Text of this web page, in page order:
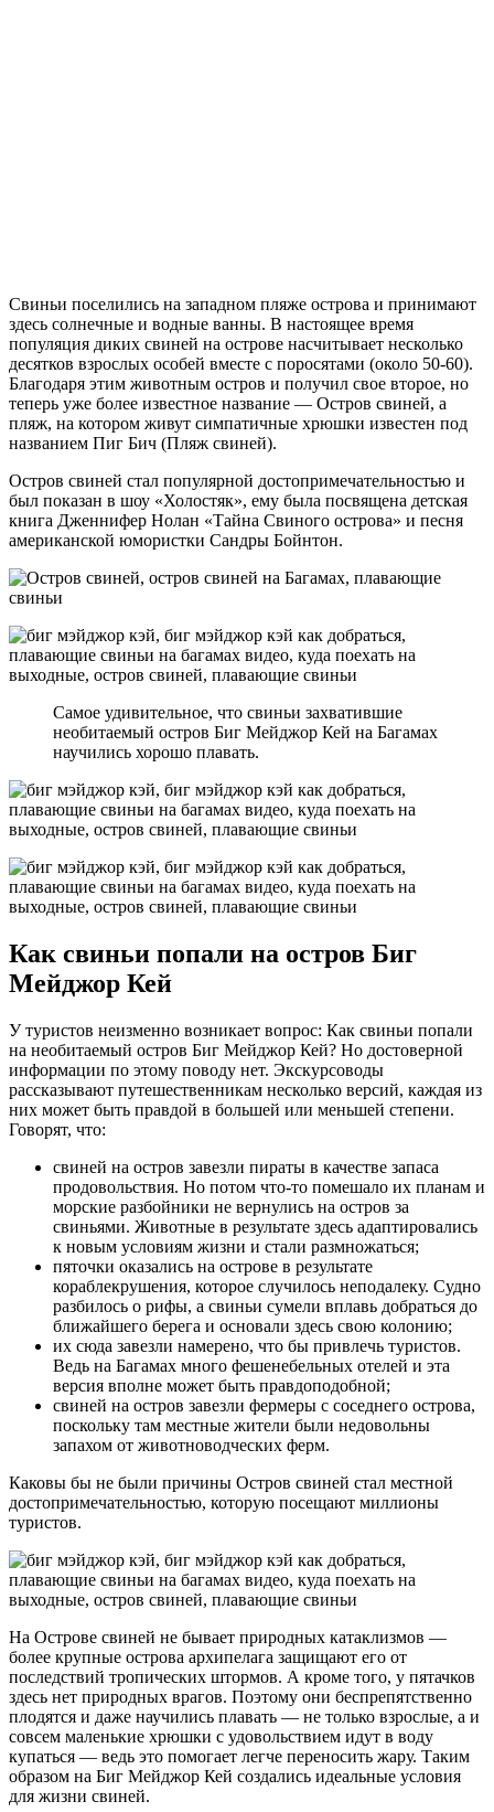
Свиньи поселились на западном пляже острова и принимают
здесь солнечные и водные ванны. В настоящее время
популяция диких свиней на острове насчитывает несколько
десятков взрослых особей вместе с поросятами (около 50-60).
Благодаря этим животным остров и получил свое второе, но
теперь уже более известное название — Остров свиней, а
пляж, на котором живут симпатичные хрюшки известен под
названием Пиг Бич (Пляж свиней).
Остров свиней стал популярной достопримечательностью и
был показан в шоу «Холостяк», ему была посвящена детская
книга Дженнифер Нолан «Тайна Свиного острова» и песня
американской юмористки Сандры Бойнтон.
Самое удивительное, что свиньи захватившие
необитаемый остров Биг Мейджор Кей на Багамах
научились хорошо плавать.
Как свиньи попали на остров Биг
Мейджор Кей
У туристов неизменно возникает вопрос: Как свиньи попали
на необитаемый остров Биг Мейджор Кей? Но достоверной
информации по этому поводу нет. Экскурсоводы
рассказывают путешественникам несколько версий, каждая из
них может быть правдой в большей или меньшей степени.
Говорят, что:
свиней на остров завезли пираты в качестве запаса
продовольствия. Но потом что-то помешало их планам и
морские разбойники не вернулись на остров за
свиньями. Животные в результате здесь адаптировались
к новым условиям жизни и стали размножаться;
пяточки оказались на острове в результате
кораблекрушения, которое случилось неподалеку. Судно
разбилось о рифы, а свиньи сумели вплавь добраться до
ближайшего берега и основали здесь свою колонию;
их сюда завезли намерено, что бы привлечь туристов.
Ведь на Багамах много фешенебельных отелей и эта
версия вполне может быть правдоподобной;
свиней на остров завезли фермеры с соседнего острова,
поскольку там местные жители были недовольны
запахом от животноводческих ферм.
Каковы бы не были причины Остров свиней стал местной
достопримечательностью, которую посещают миллионы
туристов.
На Острове свиней не бывает природных катаклизмов —
более крупные острова архипелага защищают его от
последствий тропических штормов. А кроме того, у пятачков
здесь нет природных врагов. Поэтому они беспрепятственно
плодятся и даже научились плавать — не только взрослые, а и
совсем маленькие хрюшки с удовольствием идут в воду
купаться — ведь это помогает легче переносить жару. Таким
образом на Биг Мейджор Кей создались идеальные условия
для жизни свиней.